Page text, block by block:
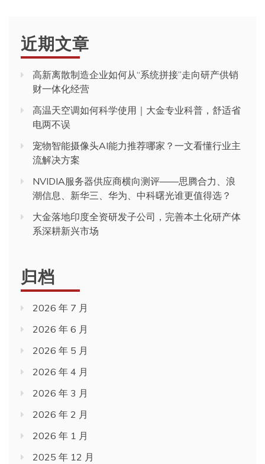
近期文章
高新离散制造企业如何从“系统拼接”走向研产供销
财一体化经营
高温天空调如何科学使用｜大金专业科普，舒适省
电两不误
宠物智能摄像头AI能力推荐哪家？一文看懂行业主
流解决方案
NVIDIA服务器供应商横向测评——思腾合力、浪
潮信息、新华三、华为、中科曙光谁更值得选？
大金落地印度全资研发子公司，完善本土化研产体
系深耕新兴市场
归档
2026 年 7 月
2026 年 6 月
2026 年 5 月
2026 年 4 月
2026 年 3 月
2026 年 2 月
2026 年 1 月
2025 年 12 月